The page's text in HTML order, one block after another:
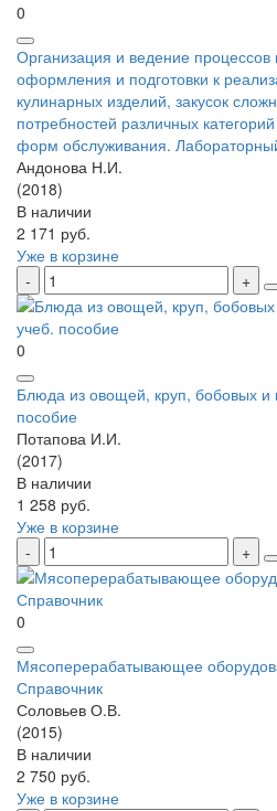
0
Организация и ведение процессов
оформления и подготовки к
кулинарных изделий, закусок
потребностей различных
форм обслуживания.
Андонова Н.И.
(2018)
В наличии
2 171 руб.
Уже в корзине
0
Блюда из овощей, круп, бобовых и
пособие
Потапова И.И.
(2017)
В наличии
1 258 руб.
Уже в корзине
0
Мясоперерабатывающее
Справочник
Соловьев О.В.
(2015)
В наличии
2 750 руб.
Уже в корзине